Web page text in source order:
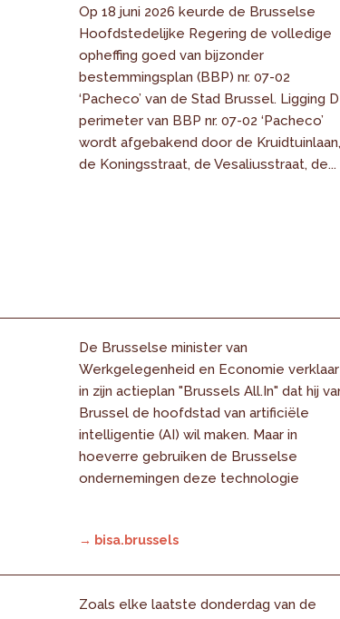
Op 18 juni 2026 keurde de Brusselse
Hoofdstedelijke Regering de volledige
opheffing goed van bijzonder
bestemmingsplan (BBP) nr. 07-02
‘Pacheco’ van de Stad Brussel. Ligging
perimeter van BBP nr. 07-02 ‘Pacheco’
wordt afgebakend door de
de Koningsstraat, de Vesaliusstraat, de...
De Brusselse minister van
Werkgelegenheid en Economie
in zijn actieplan "Brussels All.In" dat hij
Brussel de hoofdstad van artificiële
intelligentie (AI) wil maken. Maar in
hoeverre gebruiken de Brusselse
ondernemingen deze technologie
→ bisa.brussels
Zoals elke laatste donderdag van de